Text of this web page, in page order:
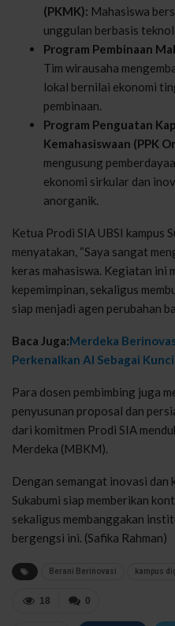
(PKMK): Mahasiswa
unggulan berbasis
Program Pembinaan
Tim wirausaha
lokal bernilai ekonomi
pembinaan.
Program Penguatan
Kemahasiswaan (PPK
mengusung
ekonomi sirkular dan
anorganik.
Ketua Prodi SIA UBSI kampus
menyatakan, “Saya sangat
keras mahasiswa. Kegiatan ini
kepemimpinan, sekaligus
siap menjadi agen perubahan
Baca Juga:Merdeka
Perkenalkan AI Sebagai
Para dosen pembimbing juga
penyusunan proposal dan
dari komitmen Prodi SIA
Merdeka (MBKM).
Dengan semangat inovasi dan
Sukabumi siap memberikan
sekaligus membanggakan
bergengsi ini. (Safika Rahman)
Berani Berinovasi kampus
0
18